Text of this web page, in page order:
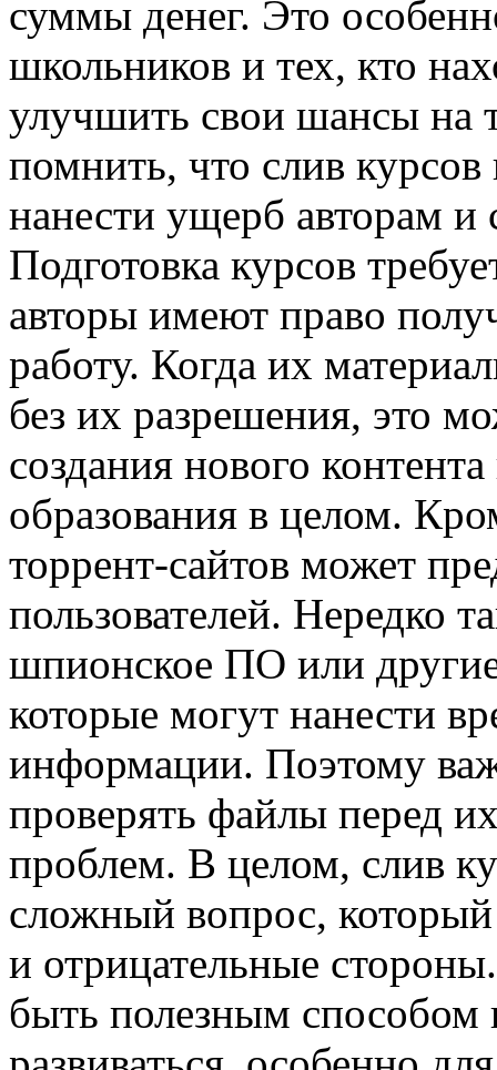
суммы денег. Это
школьников и тех, кто
улучшить свои шансы на
помнить, что слив
нанести ущерб авторам и
Подготовка курсов
авторы имеют право
работу. Когда их
без их разрешения, это
создания нового
образования в целом.
торрент-сайтов может
пользователей. Нередко
шпионское ПО или
которые могут нанести
информации. Поэтому
проверять файлы перед
проблем. В целом, слив
сложный вопрос,
и отрицательные
быть полезным способом